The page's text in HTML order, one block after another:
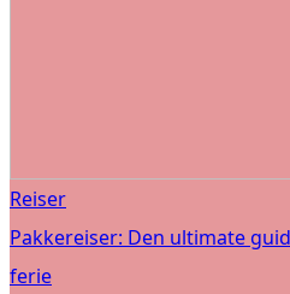
Reiser
Pakkereiser: Den ultimate
ferie